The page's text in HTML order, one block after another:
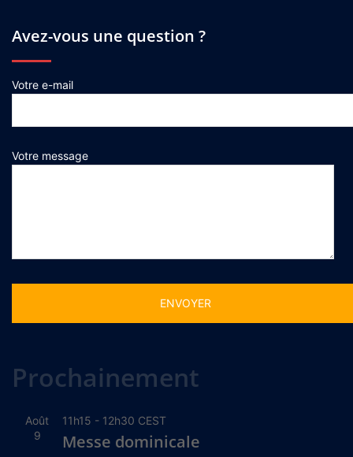
Avez-vous une question ?
Votre e-mail
Votre message
Prochainement
Août
9
11h15 - 12h30 CEST
Messe dominicale